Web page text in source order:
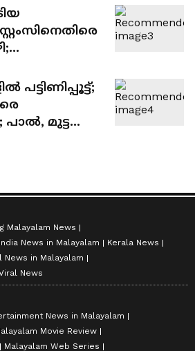
സ്വർണം
മുട്ട
Malayalam News
India News in Malayalam
Kerala News
News in Malayalam
News
News in Malayalam
Movie Review
Malayalam Web Series